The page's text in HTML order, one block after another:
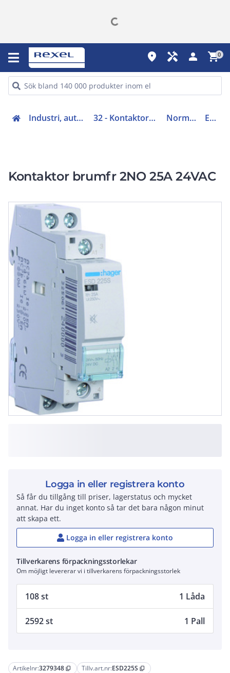
place handyman person shopping_cart0
Industri, automation (31-40, 45) 32 - Kontaktorer och startapparater Normkontaktorer ESD225S
Kontaktor brumfr 2NO 25A 24VAC
Artikelnr:3279348 content_copy Tillv.art.nr:ESD225S content_copy
Logga in eller registrera konto
Så får du tillgång till priser, lagerstatus och mycket
annat. Har du inget konto så tar det bara någon minut
att skapa ett.
Logga in eller registrera konto
Tillverkarens förpackningsstorlekar
Om möjligt levererar vi i tillverkarens förpackningsstorlek
108 st 1 Låda
2592 st 1 Pall